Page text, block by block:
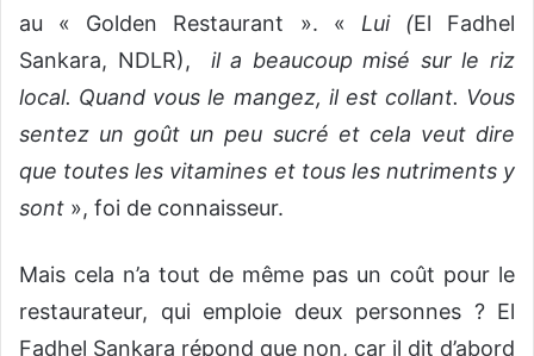
au « Golden Restaurant ». « Lui (El Fadhel
Sankara, NDLR),
il a beaucoup misé sur le riz
local. Quand vous le mangez, il est collant. Vous
sentez un goût un peu sucré et cela veut dire
que toutes les vitamines et tous les nutriments y
sont », foi de connaisseur.
Mais cela n’a tout de même pas un coût pour le
restaurateur, qui emploie deux personnes ? El
Fadhel Sankara répond que non, car il dit d’abord